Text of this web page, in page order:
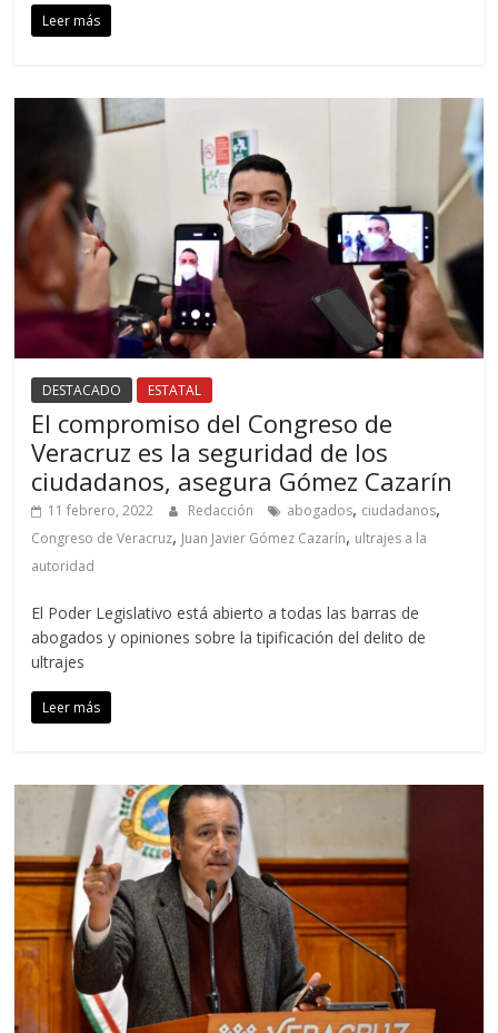
Leer más
DESTACADO ESTATAL
El compromiso del Congreso de
Veracruz es la seguridad de los
ciudadanos, asegura Gómez Cazarín
11 febrero, 2022 Redacción abogados, ciudadanos,
Congreso de Veracruz, Juan Javier Gómez Cazarín, ultrajes a la
autoridad
El Poder Legislativo está abierto a todas las barras de
abogados y opiniones sobre la tipificación del delito de
ultrajes
Leer más